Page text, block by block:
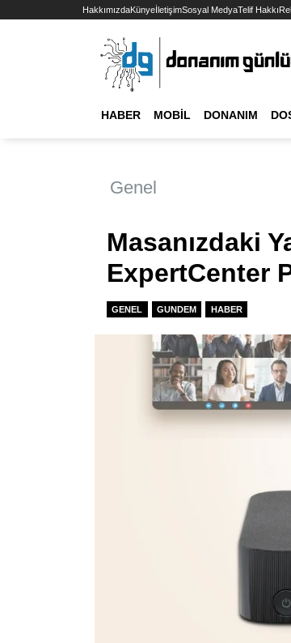
HakkımızdaKünyeİletişimSosyal MedyaTelif Hakkı
HABER MOBIL DONANIM
Genel
Masanızdaki
ExpertCenter
GENEL GUNDEM HABER